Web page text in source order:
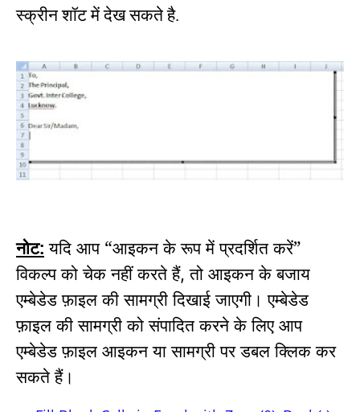
स्क्रीन शॉट में देख सकते है.
नोट: यदि आप “आइकन के रूप में प्रदर्शित करें”
विकल्प को चेक नहीं करते हैं,तो आइकन के बजाय
एम्बेडेड फ़ाइल की सामग्री दिखाई जाएगी। एम्बेडेड
फ़ाइल की सामग्री को संपादित करने के लिए आप
एम्बेडेड फ़ाइल आइकन या सामग्री पर डबल क्लिक कर
सकते हैं।